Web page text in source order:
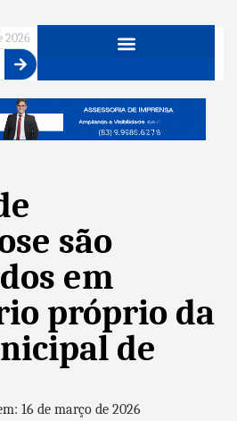
2026
são
em
próprio da
de
16 de março de 2026